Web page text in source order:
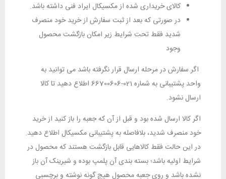
کالای خریداری شده از مکسیکال ایراد فنی داشته باشد.
در صورتی که بعد از ثبت سفارش از خرید خود منصرف
شدید فقط تحت شرایط زیر امکان بازگشت محصول
وجود
اگر سفارش در مرحله ارسال قرار نگرفته باشد می توانید به
واحد پشتیبانی به شماره 021-66700606 اطلاع دهید تا کالا
ارسال نشود.
اگر کالا ارسال شده بود و قبل از آن که جعبه را باز کنید از خرید
خود منصرف شدید، بلافاصله به پشتیبانی مکسیکال اطلاع دهید.
در این حالت فقط کالاهایی قابل بازگشت هستند که محصول در
شرایط اولیه باشد؛ بسته بندی آن پلمپ بوده و شیرینک آن باز
نشده باشد و روی جعبه محصول هیچ گونه نوشته و برچسبی